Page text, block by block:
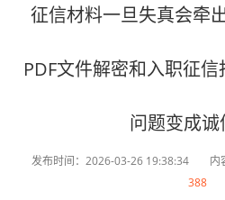
征信材料一旦失真会
PDF文件解密和入职征
问题变成诚
发布时间：2026-03-26 19:38:34 内
388